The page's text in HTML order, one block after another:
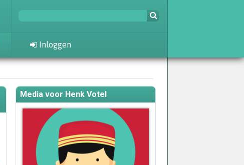
Inloggen
Media voor Henk Votel